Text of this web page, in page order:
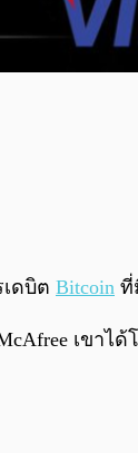
ดบิต Bitcoin ที่
McAfree เ